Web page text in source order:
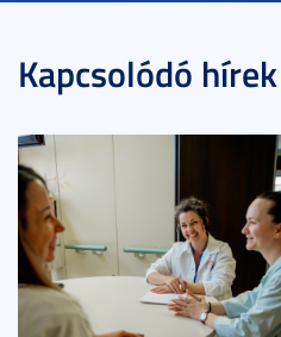
Kapcsolódó hírek